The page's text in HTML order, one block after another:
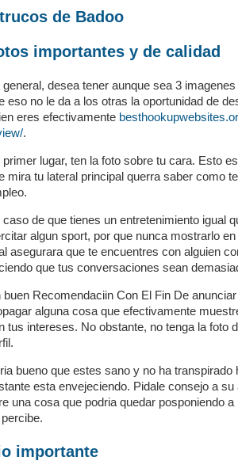
de Badoo
importantes y de calidad
general, desea tener aunque sea 3
eso no le da a los otras la oportunidad de
eres efectivamente
.
primer lugar, ten la foto sobre tu cara. Esto
mira tu lateral principal querra saber como
caso de que tienes un entretenimiento igual
algun sport, por que nunca mostrarlo
asegurara que te encuentres con alguien
que tus conversaciones sean
buen Recomendaciin Con El Fin De
alguna cosa que efectivamente
tus intereses. No obstante, no tenga la foto
bueno que estes sano y no ha transpirado
esta envejeciendo. Pidale consejo a
una cosa que podria quedar posponiendo
importante